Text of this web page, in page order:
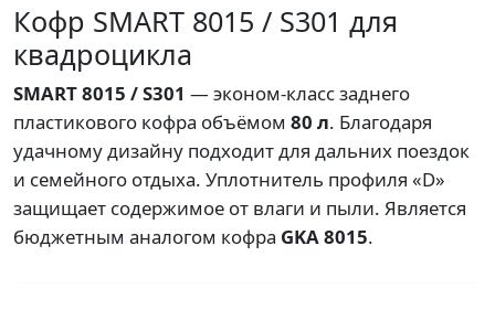
Кофр SMART 8015 / S301 для
квадроцикла
SMART 8015 / S301 — эконом-класс заднего
пластикового кофра объёмом 80 л. Благодаря
удачному дизайну подходит для дальних поездок
и семейного отдыха. Уплотнитель профиля «D»
защищает содержимое от влаги и пыли. Является
бюджетным аналогом кофра GKA 8015.